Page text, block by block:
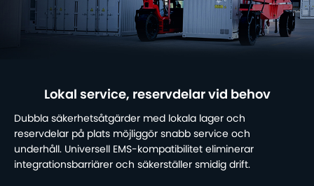
Lokal service, reservdelar vid behov
Dubbla säkerhetsåtgärder med lokala lager och
reservdelar på plats möjliggör snabb service och
underhåll. Universell EMS-kompatibilitet eliminerar
integrationsbarriärer och säkerställer smidig drift.